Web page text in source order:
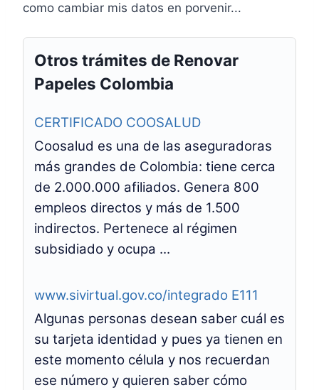
como cambiar mis datos en porvenir...
Otros trámites de Renovar
Papeles Colombia
CERTIFICADO COOSALUD
Coosalud es una de las aseguradoras
más grandes de Colombia: tiene cerca
de 2.000.000 afiliados. Genera 800
empleos directos y más de 1.500
indirectos. Pertenece al régimen
subsidiado y ocupa ...
www.sivirtual.gov.co/integrado E111
Algunas personas desean saber cuál es
su tarjeta identidad y pues ya tienen en
este momento célula y nos recuerdan
ese número y quieren saber cómo